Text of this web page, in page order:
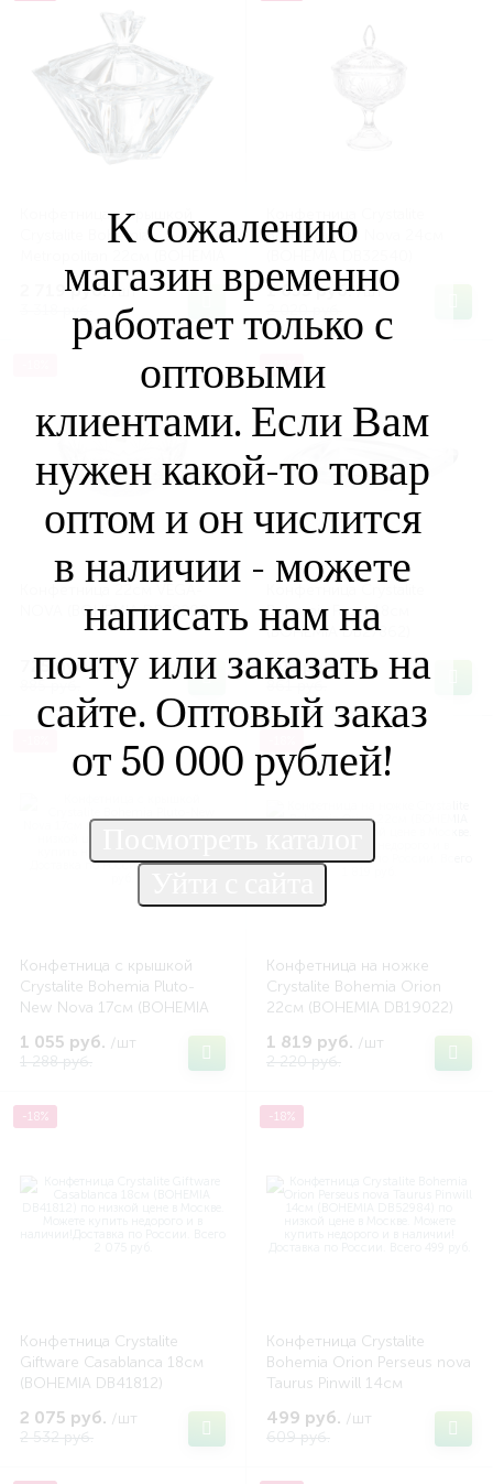
Конфетница с крышкой
Crystalite Bohemia
DB21059)
2 719 руб. /шт
Bohemia Lyra Nova 24см
1 655 руб. /шт
NOVA (BOHEMIA DB28200)
725 руб. /шт
-18%
Bohemia Facet 18см
(BOHEMIA DB27862)
705 руб.
/шт
Конфетница с крышкой
Crystalite Bohemia Pluto-
New Nova 17см (BOHEMIA
1 055 руб. /шт
1 288 руб.
Конфетница на ножке
Crystalite Bohemia Orion
22см (BOHEMIA DB19022)
1 819 руб. /шт
2 220 руб.
-18%
Конфетница Crystalite
Giftware Casablanca 18см
(BOHEMIA DB41812)
2 075 руб. /шт
2 532 руб.
-18%
Конфетница Crystalite
Bohemia Orion Perseus nova
Taurus Pinwill 14см
499 руб. /шт
609 руб.
К сожалению
магазин временно
работает только с
оптовыми
клиентами. Если Вам
нужен какой-то товар
оптом и он числится
в наличии - можете
написать нам на
почту или заказать на
сайте. Оптовый заказ
от 50 000 рублей!